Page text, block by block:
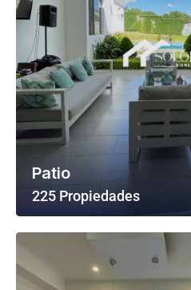
Patio
225 Propiedades
Ver Todas Las Propiedades